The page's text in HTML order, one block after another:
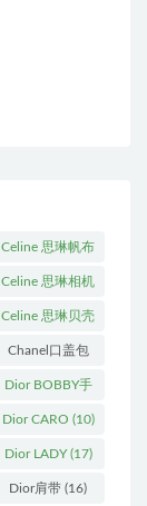
Celine 思琳帆布
包 (18)
Celine 思琳相机
包 (11)
Celine 思琳贝壳
包(12)
Chanel口盖包
(13)
Dior BOBBY手
袋(26)
Dior CARO (10)
Dior LADY(17)
Dior肩带 (16)